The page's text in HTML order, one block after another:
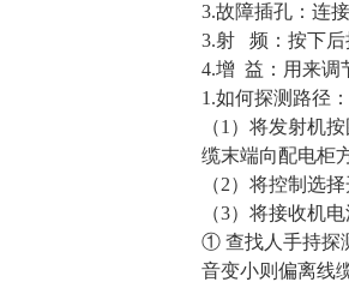
3.故障插孔：连
3.射 频：按下后
4.增 益：用来调
1.如何探测路径：
（1）将发射机
缆末端向配电柜
（2）将控制选
（3）将接收机
① 查找人手持探
音变小则偏离线